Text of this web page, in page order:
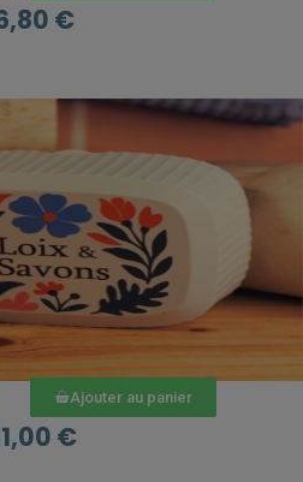
€
RAPIDE
Ajouter au panier
€